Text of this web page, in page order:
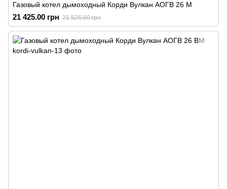
Газовый котел дымоходный Корди Вулкан АОГВ 26 М
21 425.00 грн 21 525.00 грн